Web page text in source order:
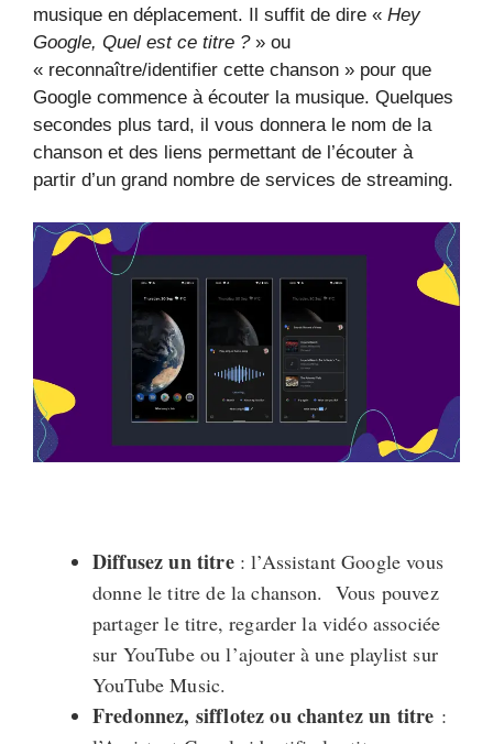
musique en déplacement. Il suffit de dire « Hey
Google, Quel est ce titre ?» ou
« reconnaître/identifier cette chanson » pour que
Google commence à écouter la musique. Quelques
secondes plus tard, il vous donnera le nom de la
chanson et des liens permettant de l’écouter à
partir d’un grand nombre de services de streaming.
Diffusez un titre: l’Assistant Google vous
donne le titre de la chanson. Vous pouvez
partager le titre, regarder la vidéo associée
sur YouTube ou l’ajouter à une playlist sur
YouTube Music.
Fredonnez, sifflotez ou chantez un titre :